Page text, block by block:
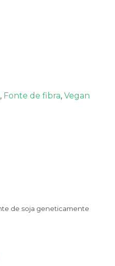
, Fonte de fibra, Vegan
de soja geneticamente